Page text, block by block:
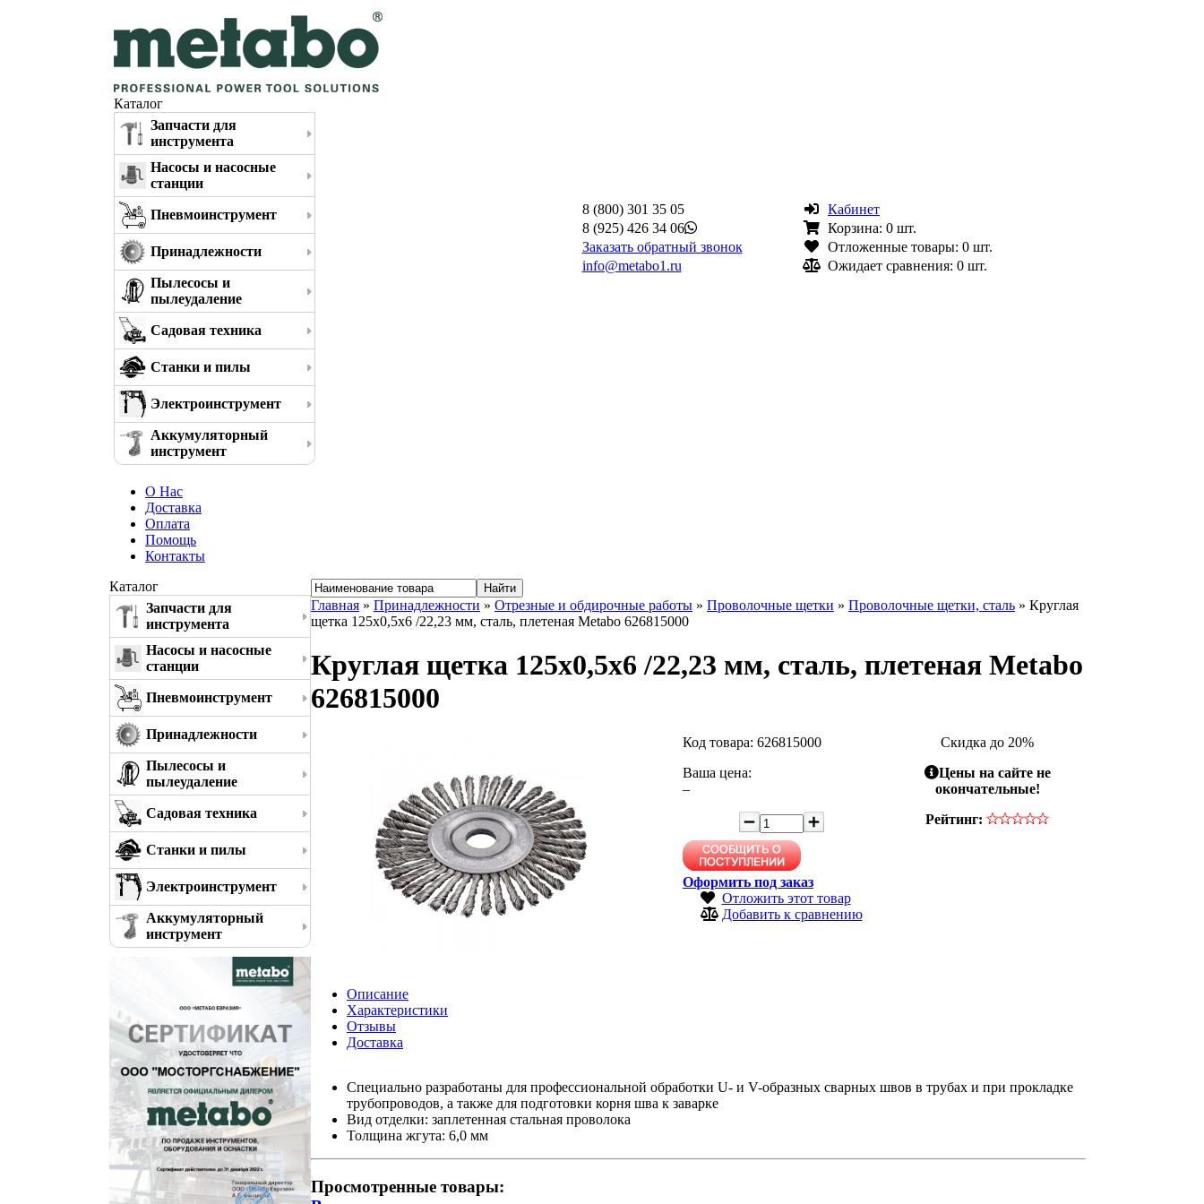
Каталог
Запчасти для
инструмента
Насосы и насосные
станции
Пневмоинструмент
Принадлежности
Пылесосы и
пылеудаление
Садовая техника
Станки и пилы
Электроинструмент
Аккумуляторный
инструмент
8 (800) 301 35 05
8 (925) 426 34 06
Заказать обратный звонок
info@metabo1.ru
Кабинет
Корзина: 0 шт.
Отложенные товары: 0 шт.
Ожидает сравнения: 0 шт.
О Нас
Доставка
Оплата
Помощь
Контакты
Каталог
Запчасти для
инструмента
Насосы и насосные
станции
Пневмоинструмент
Принадлежности
Пылесосы и
пылеудаление
Садовая техника
Станки и пилы
Электроинструмент
Аккумуляторный
инструмент
Главная » Принадлежности » Отрезные и обдирочные работы » Проволочные щетки » Проволочные щетки, сталь » Круглая
щетка 125x0,5x6 /22,23 мм, сталь, плетеная Metabo 626815000
Круглая щетка 125x0,5x6 /22,23 мм, сталь, плетеная Metabo
626815000
Код товара: 626815000
Ваша цена:
–
Оформить под заказ
Отложить этот товар
Добавить к сравнению
Скидка до 20%
Цены на сайте не
окончательные!
Рейтинг:
Описание
Характеристики
Отзывы
Доставка
Специально разработаны для профессиональной обработки U- и V-образных сварных швов в трубах и при прокладке
трубопроводов, а также для подготовки корня шва к заварке
Вид отделки: заплетенная стальная проволока
Толщина жгута: 6,0 мм
Просмотренные товары: